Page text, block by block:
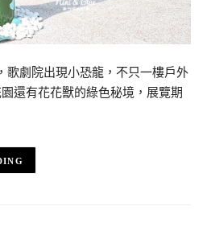
歌劇院出現小恐龍，不只一樓戶外
還有花花獸的綠色秘境，展覽期